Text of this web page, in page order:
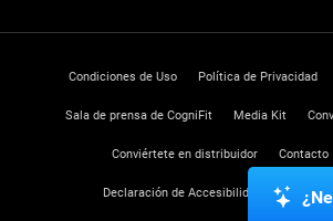
Condiciones de Uso Política de Privacidad
Sala de prensa de CogniFit Media Kit
Conviértete en distribuidor Contacto
Declaración de Accesibilidad Centro